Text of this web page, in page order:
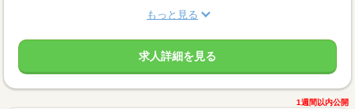
もっと見る
求人詳細を見る
1週間以内公開